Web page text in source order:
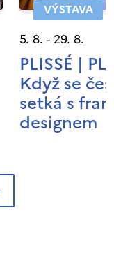
VÝSTAVA
5. 8. - 29. 8.
PLISSÉ |
Když se
setká s
designem